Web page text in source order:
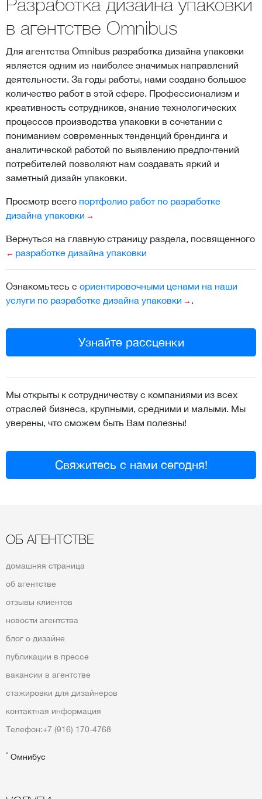
в агентстве Omnibus
Для агентства Omnibus разработка дизайна упаковки
является одним из наиболее значимых направлений
деятельности. За годы работы, нами создано большое
количество работ в этой сфере. Профессионализм и
креативность сотрудников, знание технологических
процессов производства упаковки в сочетании с
пониманием современных тенденций брендинга и
аналитической работой по выявлению предпочтений
потребителей позволяют нам создавать яркий и
заметный дизайн упаковки.
Просмотр всего портфолио работ по разработке
дизайна упаковки
Вернуться на главную страницу раздела, посвященного
разработке дизайна упаковки
Ознакомьтесь с ориентировочными ценами на наши
услуги по разработке дизайна упаковки
.
Узнайте рассценки
Мы открыты к сотрудничеству с компаниями из всех
отраслей бизнеса, крупными, средними и малыми. Мы
уверены, что сможем быть Вам полезны!
Свяжитесь с нами сегодня!
ОБ АГЕНТСТВЕ
домашняя страница
об агентстве
отзывы клиентов
новости агентства
блог о дизайне
публикации в прессе
вакансии в агентстве
стажировки для дизайнеров
контактная информация
Телефон:+7 (916) 170-4768
* Омнибус